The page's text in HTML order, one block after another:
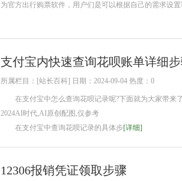
为官方出行购票软件，用户们是可以根据自己的需求设
支付宝内快速查询花呗账单详细
所属栏目：[站长百科] 日期：2024-09-04 热度：0
在支付宝中怎么查询花呗记录呢?下面就为大家带来
2024AI时代,AI原创配图,仅参考
在支付宝中查询花呗记录的具体步[详细]
12306报销凭证领取步骤